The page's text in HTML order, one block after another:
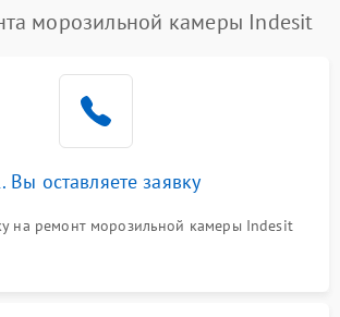
морозильной камеры Indesit
Вы оставляете заявку
на ремонт морозильной камеры Indesit